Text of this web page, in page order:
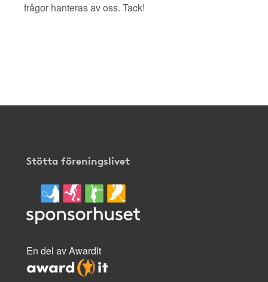
frågor hanteras av oss. Tack!
Stötta föreningslivet
En del av AwardIt